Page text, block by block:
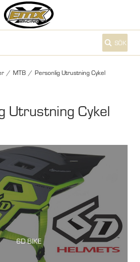
SÖK
/ MTB / Personlig Utrustning Cykel
Utrustning Cykel
6D BIKE